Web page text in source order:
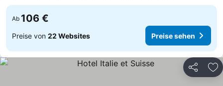
Ab 106 €
Preise von 22 Websites Preise sehen
Teilen